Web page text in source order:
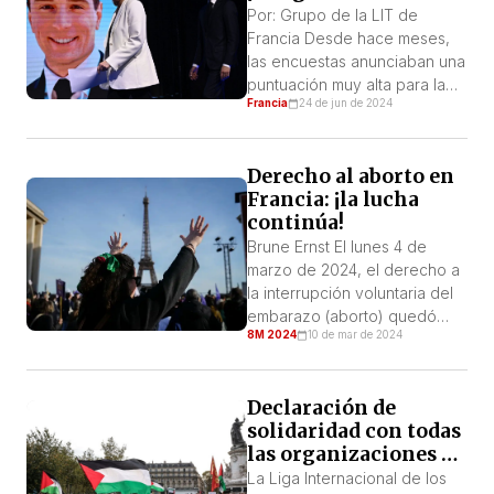
precisa y fiel posible de la
campaña legislativa de la
Agrupación Nacional (RN) […]
Por: Grupo de la LIT de
Francia Desde hace meses,
las encuestas anunciaban una
puntuación muy alta para la
Agrupación Nacional (RN) y
elecciones europeas. La RN
tiene sus raíces en la antigua
tradición racista y fascista
francesa agrupada en el
Frente Nacional. Esto la
convierte […]
Francia 24 de jun de 2024
Derecho al aborto en
Francia: ¡la lucha
continúa!
Brune Ernst El lunes 4 de
marzo de 2024, el derecho a
la interrupción voluntaria del
embarazo (aborto) quedó
consagrado en la
reunidos en Congreso en
Versalles. Se trata de una
importante victoria que
podemos celebrar, porque es
8M 2024 10 de mar de 2024
Declaración de
solidaridad con todas
las organizaciones y
militantes que
La Liga Internacional de los